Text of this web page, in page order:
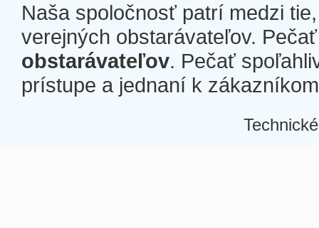
Naša spoločnosť patrí medzi
verejných obstarávateľov.
obstarávateľov. Pečať
prístupe a jednaní k